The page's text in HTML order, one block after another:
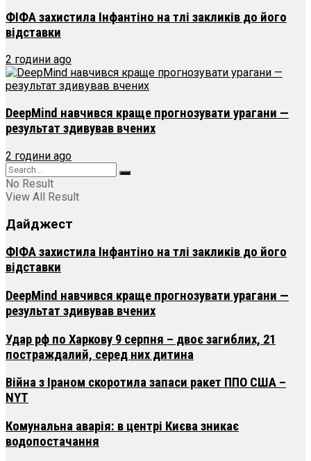
ФІФА захистила Інфантіно на тлі закликів до його
відставки
2 години ago
DeepMind навчився краще прогнозувати урагани —
результат здивував вчених
2 години ago
No Result
View All Result
Дайджест
ФІФА захистила Інфантіно на тлі закликів до його
відставки
DeepMind навчився краще прогнозувати урагани —
результат здивував вчених
Удар рф по Харкову 9 серпня – двоє загиблих, 21
постраждалий, серед них дитина
Війна з Іраном скоротила запаси ракет ППО США –
NYT
Комунальна аварія: в центрі Києва зникає
водопостачання